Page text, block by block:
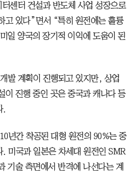
센터 건설과 반도체 사업 성장으로
고 있다”면서 “특히 원전에는 훌륭
일 양국의 장기적 이익에 도움이 된
발 계획이 진행되고 있지만, 상업
이 진행 중인 곳은 중국과 캐나다 등
.
년간 착공된 대형 원전의 90%는 중
미국과 일본은 차세대 원전인 SMR
기술 측면에서 반격에 나선다는 계